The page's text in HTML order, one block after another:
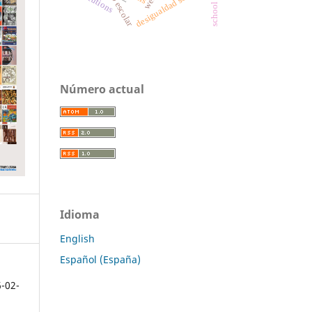
02-
Número actual
Idioma
English
Español (España)